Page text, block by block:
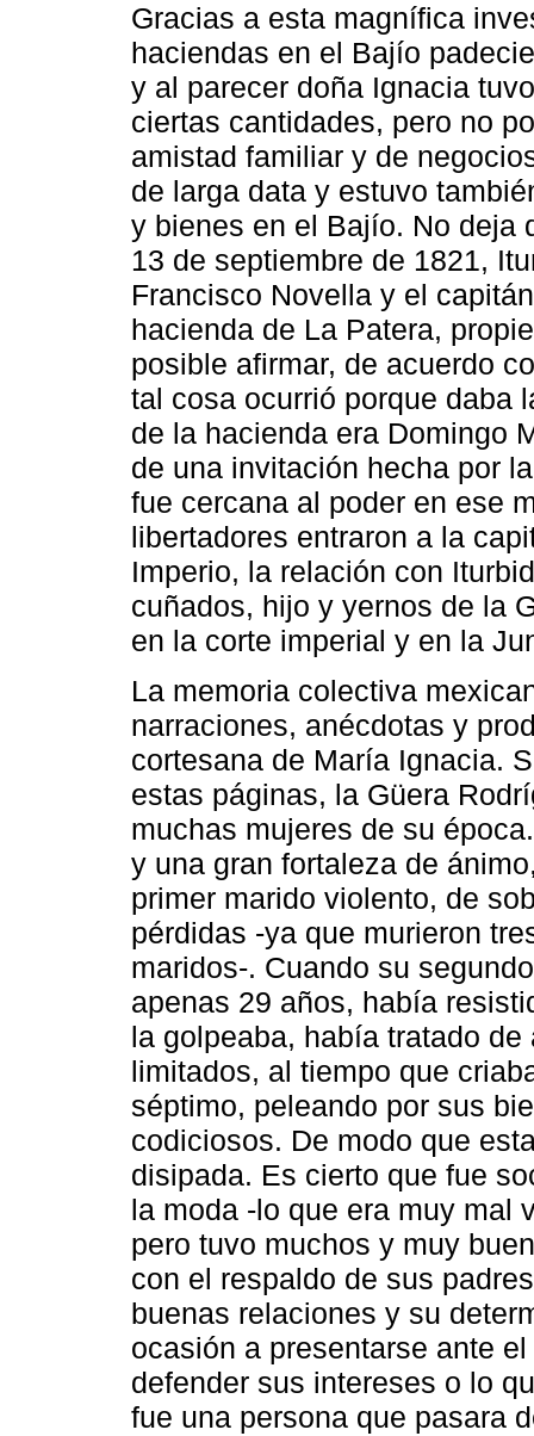
Gracias a esta magnífica
haciendas en el Bajío
y al parecer doña Ignacia
ciertas cantidades, pero no
amistad familiar y de
de larga data y estuvo
y bienes en el Bajío. No deja
13 de septiembre de 1821,
Francisco Novella y el
hacienda de La Patera,
posible afirmar, de acuerdo
tal cosa ocurrió porque daba
de la hacienda era Domingo
de una invitación hecha por
fue cercana al poder en ese
libertadores entraron a la
Imperio, la relación con
cuñados, hijo y yernos de la
en la corte imperial y en la
La memoria colectiva
narraciones, anécdotas y
cortesana de María Ignacia.
estas páginas, la Güera
muchas mujeres de su
y una gran fortaleza de
primer marido violento, de
pérdidas -ya que murieron
maridos-. Cuando su
apenas 29 años, había
la golpeaba, había tratado
limitados, al tiempo que
séptimo, peleando por sus
codiciosos. De modo que
disipada. Es cierto que fue
la moda -lo que era muy mal
pero tuvo muchos y muy
con el respaldo de sus
buenas relaciones y su
ocasión a presentarse ante
defender sus intereses o lo
fue una persona que pasara